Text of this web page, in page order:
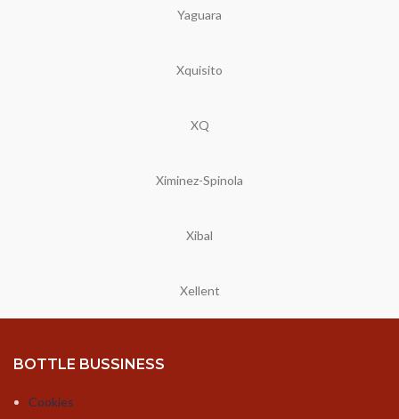
Yaguara
Xquisito
XQ
Ximinez-Spinola
Xibal
Xellent
BOTTLE BUSSINESS
Cookies